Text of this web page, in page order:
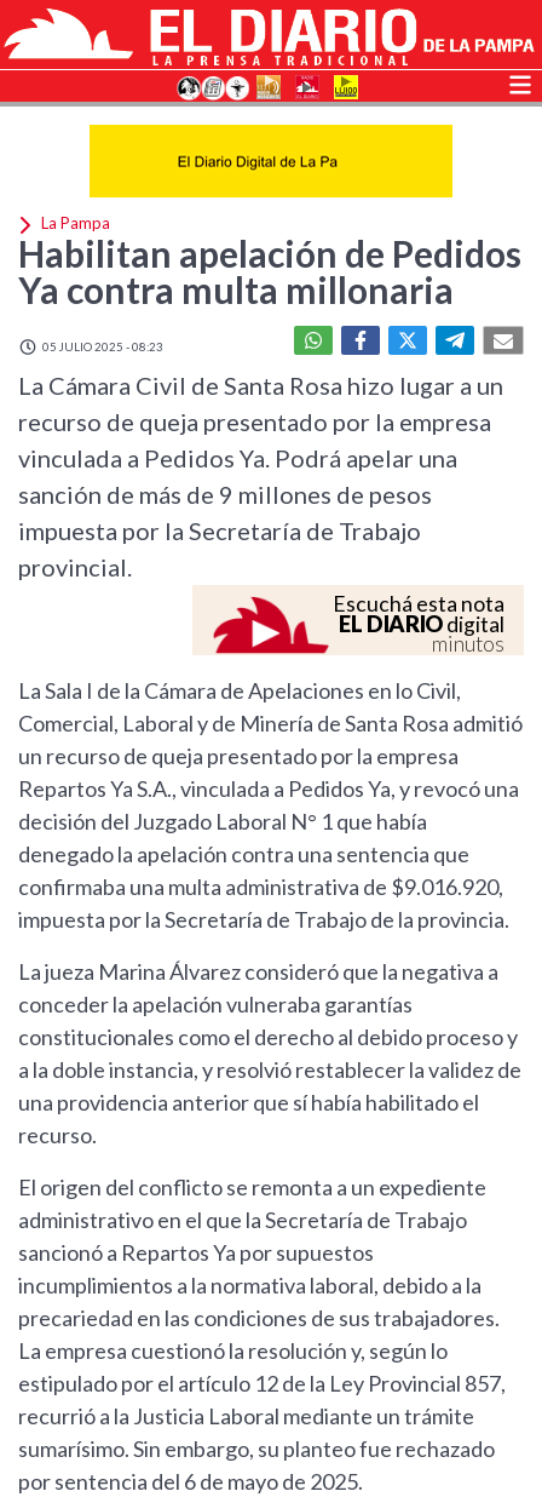
La Pampa
Habilitan apelación de Pedidos
Ya contra multa millonaria
05 JULIO 2025 - 08:23
La Cámara Civil de Santa Rosa hizo lugar a un
recurso de queja presentado por la empresa
vinculada a Pedidos Ya. Podrá apelar una
sanción de más de 9 millones de pesos
impuesta por la Secretaría de Trabajo
provincial.
Escuchá esta nota
EL DIARIOdigital
minutos
La Sala I de la Cámara de Apelaciones en lo Civil,
Comercial, Laboral y de Minería de Santa Rosa admitió
un recurso de queja presentado por la empresa
Repartos Ya S.A., vinculada a Pedidos Ya, y revocó una
decisión del Juzgado Laboral N° 1 que había
denegado la apelación contra una sentencia que
confirmaba una multa administrativa de $9.016.920,
impuesta por la Secretaría de Trabajo de la provincia.
La jueza Marina Álvarez consideró que la negativa a
conceder la apelación vulneraba garantías
constitucionales como el derecho al debido proceso y
a la doble instancia, y resolvió restablecer la validez de
una providencia anterior que sí había habilitado el
recurso.
El origen del conflicto se remonta a un expediente
administrativo en el que la Secretaría de Trabajo
sancionó a Repartos Ya por supuestos
incumplimientos a la normativa laboral, debido a la
precariedad en las condiciones de sus trabajadores.
La empresa cuestionó la resolución y, según lo
estipulado por el artículo 12 de la Ley Provincial 857,
recurrió a la Justicia Laboral mediante un trámite
sumarísimo. Sin embargo, su planteo fue rechazado
por sentencia del 6 de mayo de 2025.